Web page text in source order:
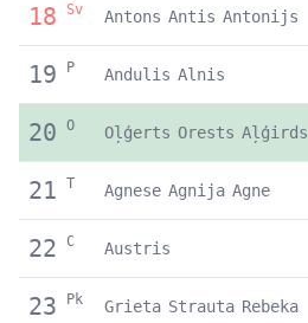
18 Sv Antons Antis Antonijs
19 P Andulis Alnis
20 O Oļģerts Orests Aļģirds
21 T Agnese Agnija Agne
22 C Austris
23 Pk Grieta Strauta Rebeka